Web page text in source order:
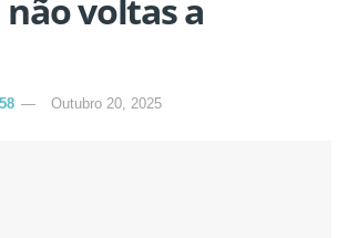
voltas a
Outubro 20, 2025